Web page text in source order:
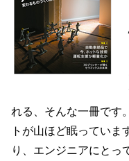
れる、そんな一冊です
トが山ほど眠っていま
り、エンジニアにとっ